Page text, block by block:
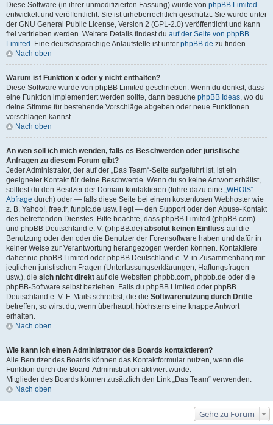
Diese Software (in ihrer unmodifizierten Fassung) wurde von phpBB Limited
entwickelt und veröffentlicht. Sie ist urheberrechtlich geschützt. Sie wurde unter
der GNU General Public License, Version 2 (GPL-2.0) veröffentlicht und kann
frei vertrieben werden. Weitere Details findest du auf der Seite von phpBB
Limited . Eine deutschsprachige Anlaufstelle ist unter phpBB.de zu finden.
Nach oben
Warum ist Funktion x oder y nicht enthalten?
Diese Software wurde von phpBB Limited geschrieben. Wenn du denkst, dass
eine Funktion implementiert werden sollte, dann besuche phpBB Ideas, wo du
deine Stimme für bestehende Vorschläge abgeben oder neue Funktionen
vorschlagen kannst.
Nach oben
An wen soll ich mich wenden, falls es Beschwerden oder juristische
Anfragen zu diesem Forum gibt?
Jeder Administrator, der auf der „Das Team“-Seite aufgeführt ist, ist ein
geeigneter Kontakt für deine Beschwerde. Wenn du so keine Antwort erhältst,
solltest du den Besitzer der Domain kontaktieren (führe dazu eine „WHOIS“-
Abfrage durch) oder — falls diese Seite bei einem kostenlosen Webhoster wie
z. B. Yahoo!, free.fr, funpic.de usw. liegt — den Support oder den Abuse-Kontakt
des betreffenden Dienstes. Bitte beachte, dass phpBB Limited (phpBB.com)
und phpBB Deutschland e. V. (phpBB.de) absolut keinen Einfluss auf die
Benutzung oder den oder die Benutzer der Forensoftware haben und dafür in
keiner Weise zur Verantwortung herangezogen werden können. Kontaktiere
daher nie phpBB Limited oder phpBB Deutschland e. V. in Zusammenhang mit
jeglichen juristischen Fragen (Unterlassungserklärungen, Haftungsfragen
usw.), die sich nicht direkt auf die Websiten phpbb.com, phpbb.de oder die
phpBB-Software selbst beziehen. Falls du phpBB Limited oder phpBB
Deutschland e. V. E-Mails schreibst, die die Softwarenutzung durch Dritte
betreffen, so wirst du, wenn überhaupt, höchstens eine knappe Antwort
erhalten.
Nach oben
Wie kann ich einen Administrator des Boards kontaktieren?
Alle Benutzer des Boards können das Kontaktformular nutzen, wenn die
Funktion durch die Board-Administration aktiviert wurde.
Mitglieder des Boards können zusätzlich den Link „Das Team“ verwenden.
Nach oben
Gehe zu Forum